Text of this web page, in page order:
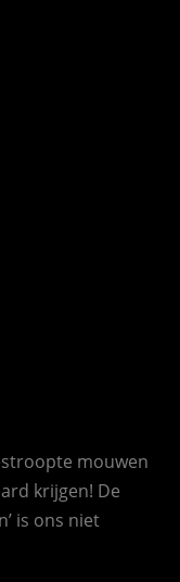
mouwen
krijgen! De
is ons niet